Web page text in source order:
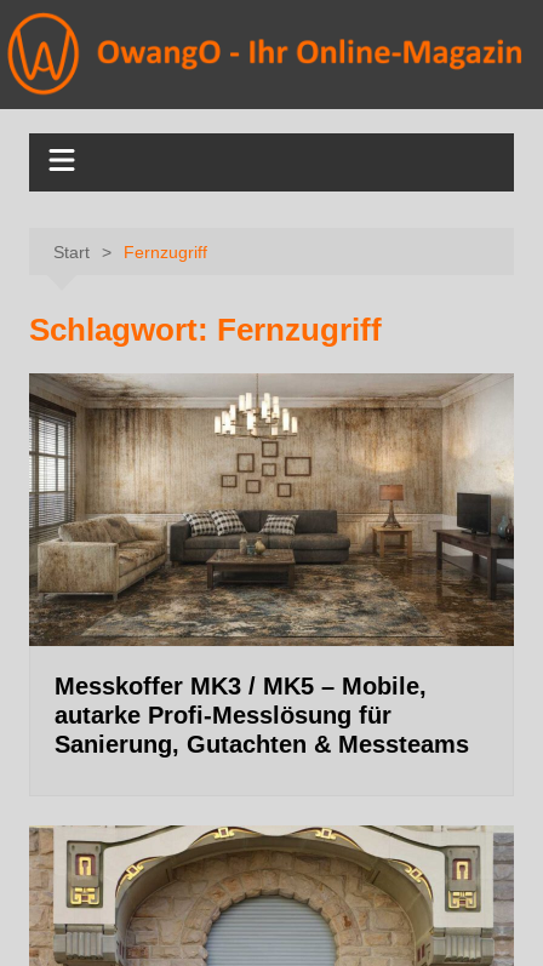
Start Fernzugriff
Schlagwort: Fernzugriff
Messkoffer MK3 / MK5 – Mobile,
autarke Profi‑Messlösung für
Sanierung, Gutachten & Messteams